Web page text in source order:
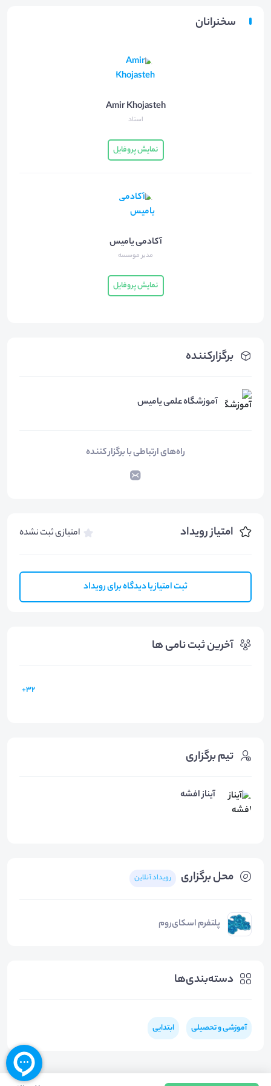
برگزارکننده
آموزشگاه علمی یامیس
راه‌های ارتباطی با برگزار کننده
امتیاز رویداد امتیازی ثبت نشده
ثبت امتیاز یا دیدگاه برای رویداد
آخرین ثبت نامی ها
32+
محل برگزاری رویداد آنلاین
پلتفرم اسکای‌روم
دسته‌بندی‌ها
آموزشی و تحصیلی ابتدایی
تیم برگزاری
آیناز افشه
سخنرانان
Amir Khojasteh
استاد
نمایش پروفایل
آکادمی یامیس
مدیر موسسه
نمایش پروفایل